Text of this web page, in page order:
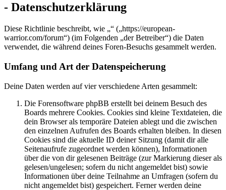
- Datenschutzerklärung
Diese Richtlinie beschreibt, wie „“ („https://european-
warrior.com/forum“) (im Folgenden „der Betreiber“) die Daten
verwendet, die während deines Foren-Besuchs gesammelt werden.
Umfang und Art der Datenspeicherung
Deine Daten werden auf vier verschiedene Arten gesammelt:
Die Forensoftware phpBB erstellt bei deinem Besuch des
Boards mehrere Cookies. Cookies sind kleine Textdateien, die
dein Browser als temporäre Dateien ablegt und die zwischen
den einzelnen Aufrufen des Boards erhalten bleiben. In diesen
Cookies sind die aktuelle ID deiner Sitzung (damit dir alle
Seitenaufrufe zugeordnet werden können), Informationen
über die von dir gelesenen Beiträge (zur Markierung dieser als
gelesen/ungelesen; sofern du nicht angemeldet bist) sowie
Informationen über deine Teilnahme an Umfragen (sofern du
nicht angemeldet bist) gespeichert. Ferner werden deine